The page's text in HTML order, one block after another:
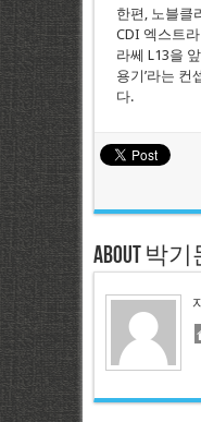
한편, 노블클
CDI 엑스트
라쎄 L13을
용기’라는 컨
다.
About 박기